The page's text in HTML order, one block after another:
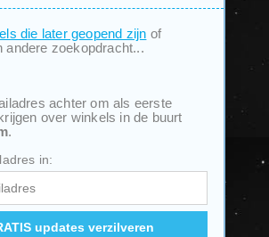
die later geopend zijn of
andere zoekopdracht...
achter om als eerste
over winkels in de buurt
.
in: